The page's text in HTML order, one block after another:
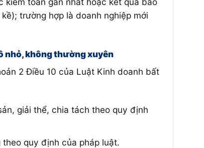
trường hợp là doanh nghiệp mới
nhỏ, không thường xuyên
2 Điều 10 của Luật Kinh doanh bất
giải thể, chia tách theo quy định
quy định của pháp luật.